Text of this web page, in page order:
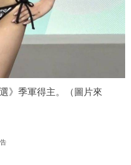
》季軍得主。（圖片來